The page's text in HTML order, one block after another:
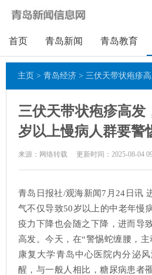
首页 青岛新闻 青岛教育
主页 > 青岛经济 > 三伏天带状疱疹高发，专
三伏天带状疱疹高发
岁以上慢病人群要警
来源：网络转载 更新时间：2025-08-04
青岛日报社/观海新闻7月24日讯
气不仅导致50岁以上的中老年慢
疫力下降也会随之下降，进而导
高发。今天，在“警惕蛇缠腰，主
康复大学青岛中心医院内分泌
醒，与一般人相比，糖尿病患者